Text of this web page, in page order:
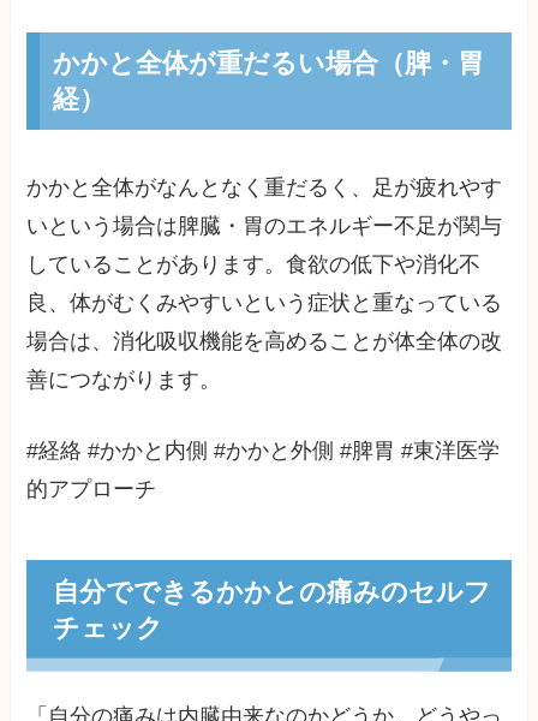
かかと全体が重だるい場合（脾・胃
経）
かかと全体がなんとなく重だるく、足が疲れやす
いという場合は脾臓・胃のエネルギー不足が関与
していることがあります。食欲の低下や消化不
良、体がむくみやすいという症状と重なっている
場合は、消化吸収機能を高めることが体全体の改
善につながります。
#経絡 #かかと内側 #かかと外側 #脾胃 #東洋医学
的アプローチ
自分でできるかかとの痛みのセルフ
チェック
「自分の痛みは内臓由来なのかどうか、どうやっ